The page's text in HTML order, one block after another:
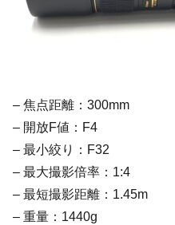
– 焦点距離：300mm
– 開放F値：F4
– 最小絞り：F32
– 最大撮影倍率：1:4
– 最短撮影距離：1.45m
– 重量：1440g